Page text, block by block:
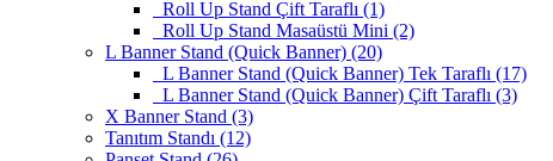
Roll Up Stand Çift Taraflı (1)
Roll Up Stand Masaüstü Mini (2)
L Banner Stand (Quick Banner) (20)
L Banner Stand (Quick Banner) Tek Taraflı (17)
L Banner Stand (Quick Banner) Çift Taraflı (3)
X Banner Stand (3)
Tanıtım Standı (12)